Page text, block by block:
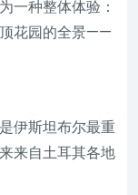
一种整体体验：
花园的全景——
伊斯坦布尔最重
来自土耳其各地